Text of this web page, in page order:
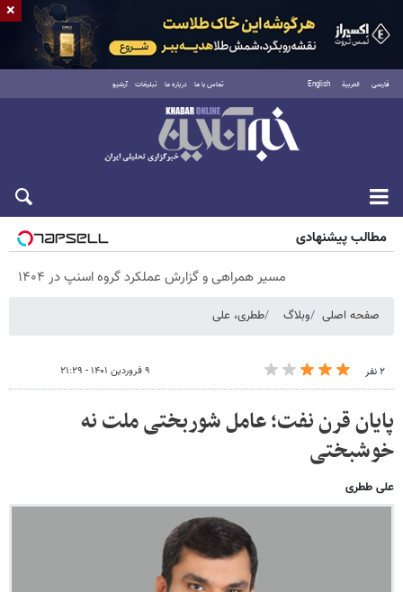
فارسی العربية English تماس با ما درباره ما تبلیغات آرشیو
پنجشنبه ۱۵ مرداد ۱۴۰۵
مطالب پیشنهادی
مسیر همراهی و گزارش عملکرد گروه اسنپ در ۱۴۰۴
صفحه اصلی وبلاگ ططری، علی
۲ نفر ۹ فروردین ۱۴۰۱ - ۲۱:۲۹
پایان قرن نفت؛ عامل شوربختی ملت نه
خوشبختی
علی ططری
×